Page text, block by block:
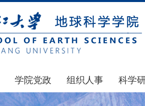
学院党政
通知公告
组织人事
通知公告
科学
国家